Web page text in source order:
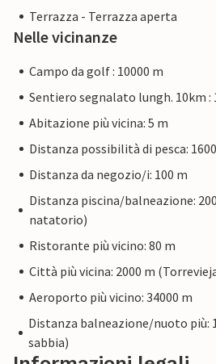
Terrazza - Terrazza aperta
Nelle vicinanze
Campo da golf : 10000 m
Sentiero segnalato lungh. 10km :
Abitazione più vicina: 5 m
Distanza possibilità di pesca:
Distanza da negozio/i: 100 m
Distanza piscina/balneazione:
natatorio)
Ristorante più vicino: 80 m
Città più vicina: 2000 m
Aeroporto più vicino: 34000 m
Distanza balneazione/nuoto più:
sabbia)